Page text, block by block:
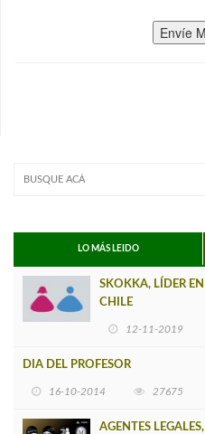
Envíe
LO MÁS LEIDO
SKOKKA, LÍDER
CHILE
12-11-2019
DIA DEL PROFESOR
16-10-2014 27675
AGENTES